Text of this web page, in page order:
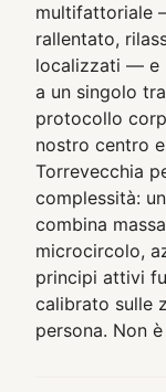
multifattoriale
rallentato,
localizzati — e
a un singolo
protocollo
nostro centro
Torrevecchia
complessità:
combina
microcircolo,
principi attivi
calibrato sulle
persona. Non